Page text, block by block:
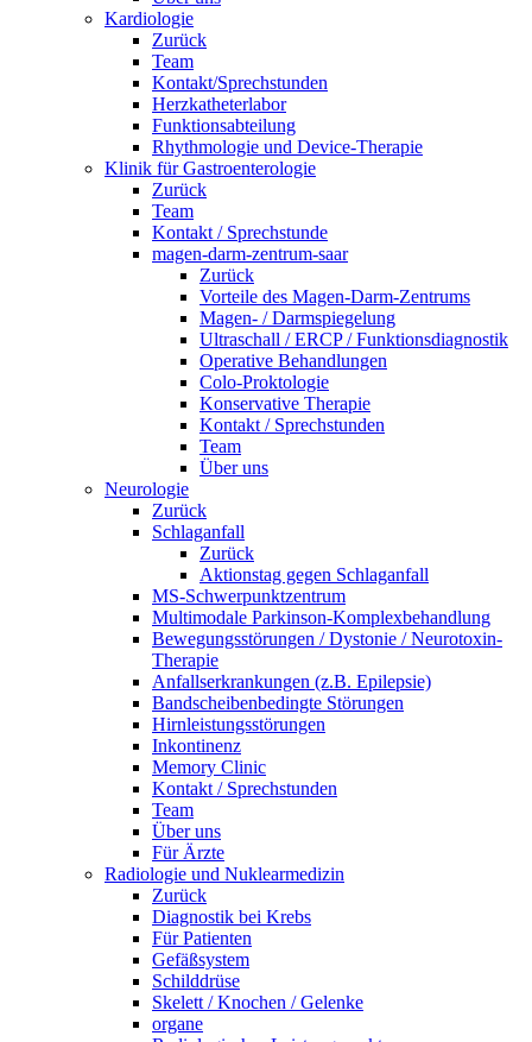
Kardiologie
Zurück
Team
Kontakt/Sprechstunden
Herzkatheterlabor
Funktionsabteilung
Rhythmologie und Device-Therapie
Klinik für Gastroenterologie
Zurück
Team
Kontakt / Sprechstunde
magen-darm-zentrum-saar
Zurück
Vorteile des Magen-Darm-Zentrums
Magen- / Darmspiegelung
Ultraschall / ERCP / Funktionsdiagnostik
Operative Behandlungen
Colo-Proktologie
Konservative Therapie
Kontakt / Sprechstunden
Team
Über uns
Neurologie
Zurück
Schlaganfall
Zurück
Aktionstag gegen Schlaganfall
MS-Schwerpunktzentrum
Multimodale Parkinson-Komplexbehandlung
Bewegungsstörungen / Dystonie / Neurotoxin-
Therapie
Anfallserkrankungen (z.B. Epilepsie)
Bandscheibenbedingte Störungen
Hirnleistungsstörungen
Inkontinenz
Memory Clinic
Kontakt / Sprechstunden
Team
Über uns
Für Ärzte
Radiologie und Nuklearmedizin
Zurück
Diagnostik bei Krebs
Für Patienten
Gefäßsystem
Schilddrüse
Skelett / Knochen / Gelenke
organe